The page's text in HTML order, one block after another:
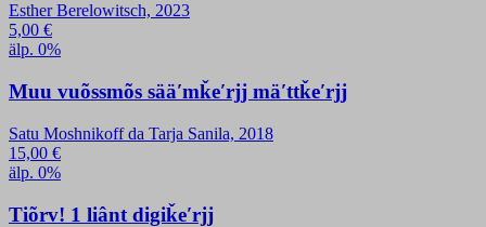
Esther Berelowitsch, 2023
5,00 €
älp. 0%
Muu vuõssmõs sääʹmǩeʹrjj mäʹttǩeʹrjj
Satu Moshnikoff da Tarja Sanila, 2018
15,00 €
älp. 0%
Tiõrv! 1 liânt digiǩeʹrjj